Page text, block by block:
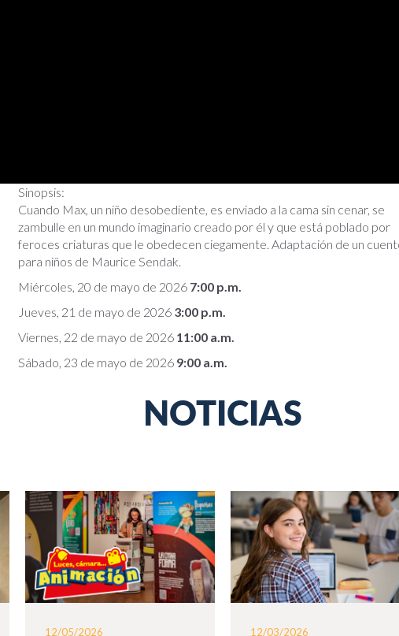
Sinopsis:
Cuando Max, un niño desobediente, es enviado a la cama sin cenar, se
zambulle en un mundo imaginario creado por él y que está poblado por
feroces criaturas que le obedecen ciegamente. Adaptación de un
para niños de Maurice Sendak.
Miércoles, 20 de mayo de 2026 7:00 p.m.
Jueves, 21 de mayo de 2026 3:00 p.m.
Viernes, 22 de mayo de 2026 11:00 a.m.
Sábado, 23 de mayo de 2026 9:00 a.m.
NOTICIAS
12/05/2026 12/03/2026